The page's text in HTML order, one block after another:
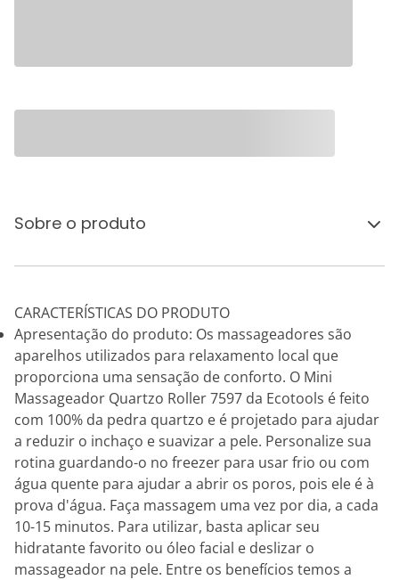
Sobre o produto
CARACTERÍSTICAS DO PRODUTO
Apresentação do produto: Os massageadores são
aparelhos utilizados para relaxamento local que
proporciona uma sensação de conforto. O Mini
Massageador Quartzo Roller 7597 da Ecotools é feito
com 100% da pedra quartzo e é projetado para ajudar
a reduzir o inchaço e suavizar a pele. Personalize sua
rotina guardando-o no freezer para usar frio ou com
água quente para ajudar a abrir os poros, pois ele é à
prova d'água. Faça massagem uma vez por dia, a cada
10-15 minutos. Para utilizar, basta aplicar seu
hidratante favorito ou óleo facial e deslizar o
massageador na pele. Entre os benefícios temos a